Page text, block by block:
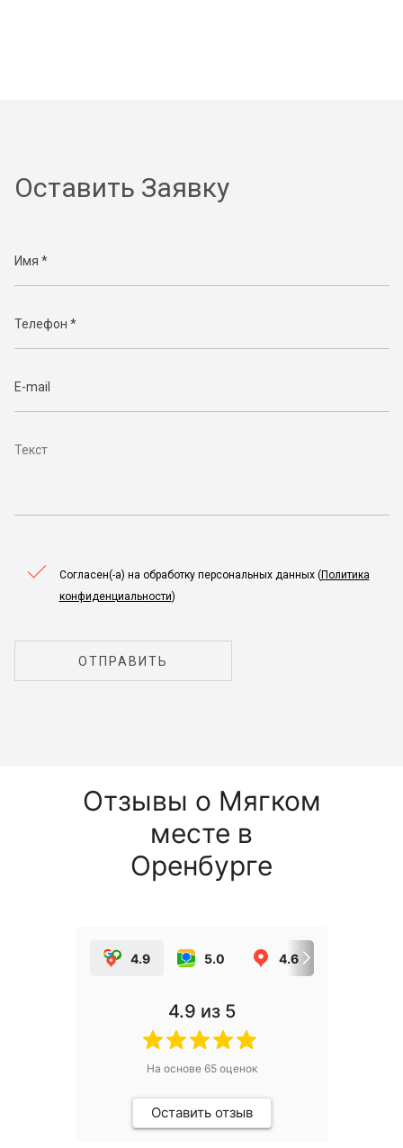
Оставить Заявку
Согласен(-а) на обработку персональных данных (Политика
конфиденциальности)
ОТПРАВИТЬ
Отзывы о Мягком
месте в
Оренбурге
4.9 5.0 4.6
4.9 из 5
На основе 65оценок
Оставить отзыв